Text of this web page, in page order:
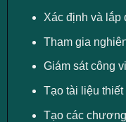
Xác định và lắp
Tham gia
Giám sát công
Tạo tài liệu
Tạo các